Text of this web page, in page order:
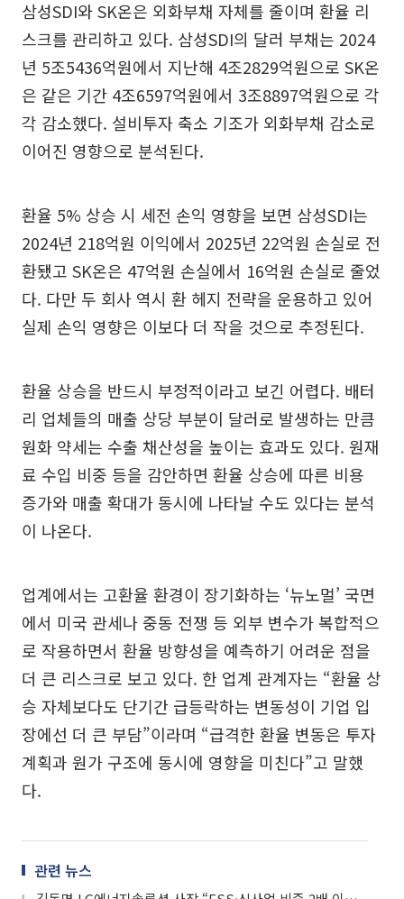
삼성SDI와 SK온은 외화부채 자체를 줄이며 환율 리
스크를 관리하고 있다. 삼성SDI의 달러 부채는 2024
년 5조5436억원에서 지난해 4조2829억원으로 SK온
은 같은 기간 4조6597억원에서 3조8897억원으로 각
각 감소했다. 설비투자 축소 기조가 외화부채 감소로
이어진 영향으로 분석된다.
환율 5% 상승 시 세전 손익 영향을 보면 삼성SDI는
2024년 218억원 이익에서 2025년 22억원 손실로 전
환됐고 SK온은 47억원 손실에서 16억원 손실로 줄었
다. 다만 두 회사 역시 환 헤지 전략을 운용하고 있어
실제 손익 영향은 이보다 더 작을 것으로 추정된다.
환율 상승을 반드시 부정적이라고 보긴 어렵다. 배터
리 업체들의 매출 상당 부분이 달러로 발생하는 만큼
원화 약세는 수출 채산성을 높이는 효과도 있다. 원재
료 수입 비중 등을 감안하면 환율 상승에 따른 비용
증가와 매출 확대가 동시에 나타날 수도 있다는 분석
이 나온다.
업계에서는 고환율 환경이 장기화하는 ‘뉴노멀’ 국면
에서 미국 관세나 중동 전쟁 등 외부 변수가 복합적으
로 작용하면서 환율 방향성을 예측하기 어려운 점을
더 큰 리스크로 보고 있다. 한 업계 관계자는 “환율 상
승 자체보다도 단기간 급등락하는 변동성이 기업 입
장에선 더 큰 부담”이라며 “급격한 환율 변동은 투자
계획과 원가 구조에 동시에 영향을 미친다”고 말했
다.
관련 뉴스